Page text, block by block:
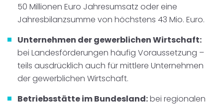
50 Millionen Euro Jahresumsatz oder eine
Jahresbilanzsumme von höchstens 43 Mio. Euro.
Unternehmen der gewerblichen Wirtschaft:
bei Landesförderungen häufig Voraussetzung –
teils ausdrücklich auch für mittlere Unternehmen
der gewerblichen Wirtschaft.
Betriebsstätte im Bundesland:bei regionalen